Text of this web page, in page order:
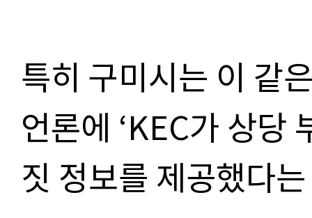
특히 구미시는 이 같
언론에 ‘KEC가 상당
짓 정보를 제공했다